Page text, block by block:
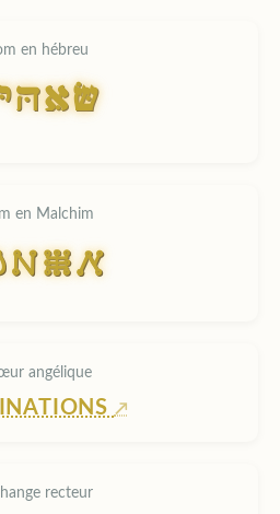
en hébreu
en Malchim
angélique
recteur